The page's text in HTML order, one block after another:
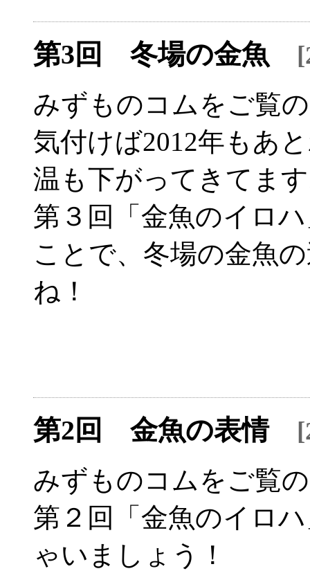
第3回 冬場の金魚
みずものコムをご覧
気付けば2012年もあ
温も下がってきてま
第３回「金魚のイロ
ことで、冬場の金魚
ね！
第2回 金魚の表情
みずものコムをご覧
第２回「金魚のイロ
ゃいましょう！